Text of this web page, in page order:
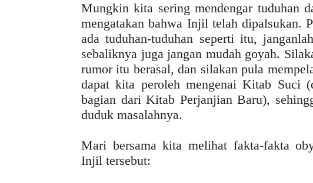
Mungkin kita sering mendengar tuduhan
mengatakan bahwa Injil telah dipalsukan.
ada tuduhan-tuduhan seperti itu,
sebaliknya juga jangan mudah goyah.
rumor itu berasal, dan silakan pula
dapat kita peroleh mengenai Kitab
bagian dari Kitab Perjanjian Baru),
duduk masalahnya.
Mari bersama kita melihat fakta-fakta
Injil tersebut: